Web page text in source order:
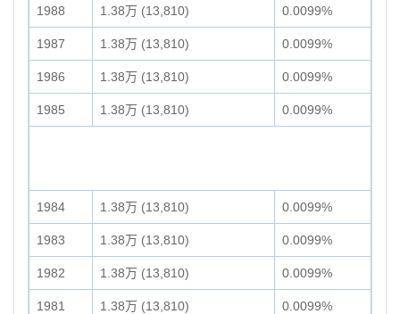
1988 1.38万 (13,810) 0.0099%
1987 1.38万 (13,810) 0.0099%
1986 1.38万 (13,810) 0.0099%
1985 1.38万 (13,810) 0.0099%
1984 1.38万 (13,810) 0.0099%
1983 1.38万 (13,810) 0.0099%
1982 1.38万 (13,810) 0.0099%
1981 1.38万 (13,810) 0.0099%